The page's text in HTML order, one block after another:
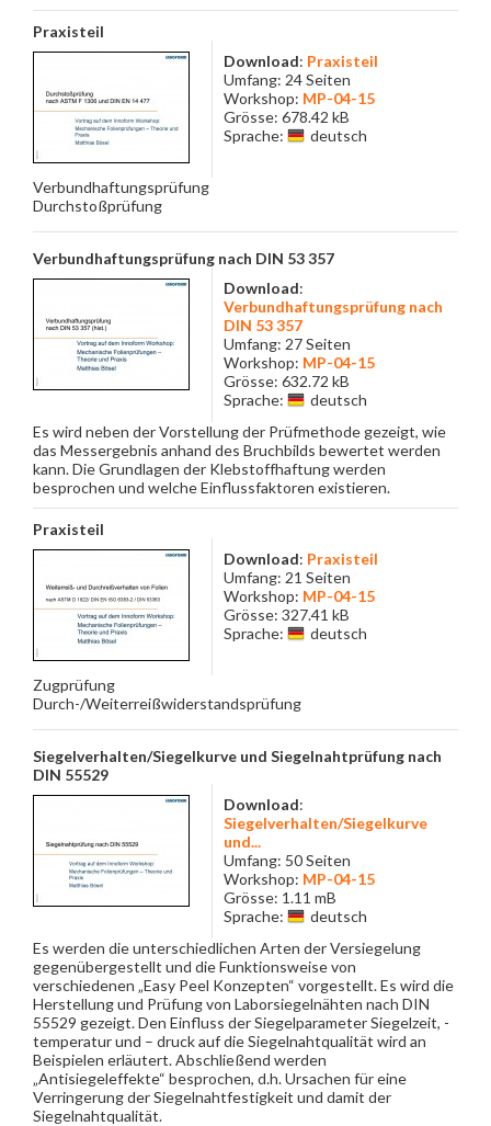
Praxisteil
Download: Praxisteil
Umfang: 24 Seiten
Workshop: MP-04-15
Grösse: 678.42 kB
Sprache:
deutsch
Verbundhaftungsprüfung
Durchstoßprüfung
Verbundhaftungsprüfung nach DIN 53 357
Download:
Verbundhaftungsprüfung nach
DIN 53 357
Umfang: 27 Seiten
Workshop: MP-04-15
Grösse: 632.72 kB
Sprache:
deutsch
Es wird neben der Vorstellung der Prüfmethode gezeigt, wie
das Messergebnis anhand des Bruchbilds bewertet werden
kann. Die Grundlagen der Klebstoffhaftung werden
besprochen und welche Einflussfaktoren existieren.
Praxisteil
Download: Praxisteil
Umfang: 21 Seiten
Workshop: MP-04-15
Grösse: 327.41 kB
Sprache:
deutsch
Zugprüfung
Durch-/Weiterreißwiderstandsprüfung
Siegelverhalten/Siegelkurve und Siegelnahtprüfung nach
DIN 55529
Download:
Siegelverhalten/Siegelkurve
und...
Umfang: 50 Seiten
Workshop: MP-04-15
Grösse: 1.11 mB
Sprache:
deutsch
Es werden die unterschiedlichen Arten der Versiegelung
gegenübergestellt und die Funktionsweise von
verschiedenen „Easy Peel Konzepten“ vorgestellt. Es wird die
Herstellung und Prüfung von Laborsiegelnähten nach DIN
55529 gezeigt. Den Einfluss der Siegelparameter Siegelzeit, -
temperatur und – druck auf die Siegelnahtqualität wird an
Beispielen erläutert. Abschließend werden
„Antisiegeleffekte“ besprochen, d.h. Ursachen für eine
Verringerung der Siegelnahtfestigkeit und damit der
Siegelnahtqualität.